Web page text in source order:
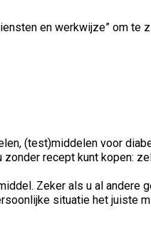
en werkwijze” om te
(test)middelen voor
recept kunt kopen:
Zeker als u al andere
situatie het juiste